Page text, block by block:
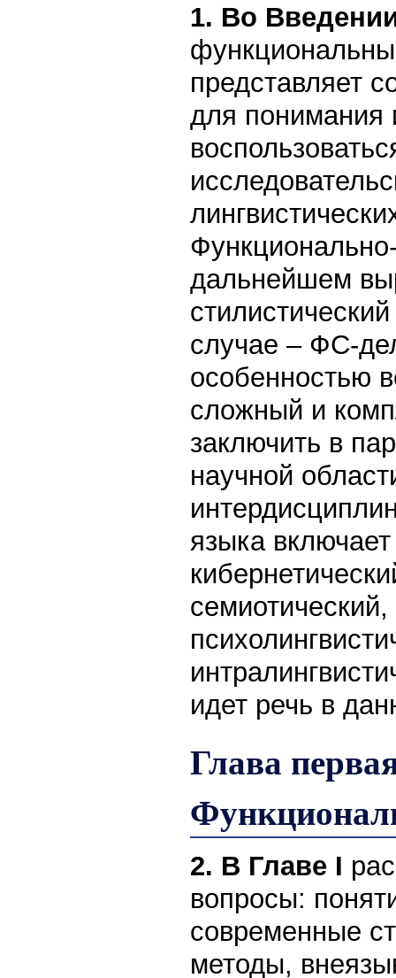
1. Во
представляет
для понимания
дальнейшем
случае – ФС-
особенностью
сложный и
заключить в
научной
языка
идет речь в
Глава
2. В Главе I
вопросы:
современные
методы,